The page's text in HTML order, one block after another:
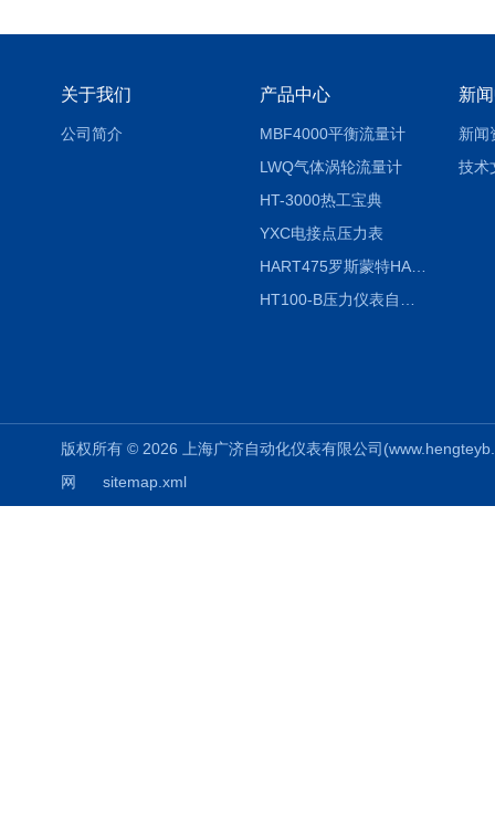
关于我们
公司简介
产品中心
MBF4000平衡流量计
LWQ气体涡轮流量计
HT-3000热工宝典
YXC电接点压力表
HART475罗斯蒙特HART475手操器
新
新闻
技术
版权所有 © 2026 上海广济自动化仪表有限公司
网
sitemap.xml